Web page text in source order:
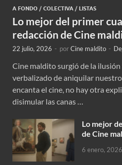
A FONDO / COLECTIVA / LISTAS
Lo mejor del primer
redacción de Cine
22 julio, 2026 - porCine maldito -
Cine maldito surgió de la
verbalizado de aniquilar
encanta el cine, no hay otra
disimular las canas …
Lo mejor
de Cine
6 enero, 2026